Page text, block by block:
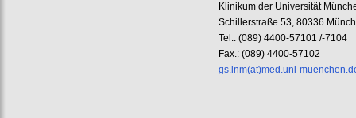
Klinikum der Universität
Schillerstraße 53,80336
Tel.: (089) 4400-57101 /-7104
Fax.: (089) 4400-57102
gs.inm(at)med.uni-